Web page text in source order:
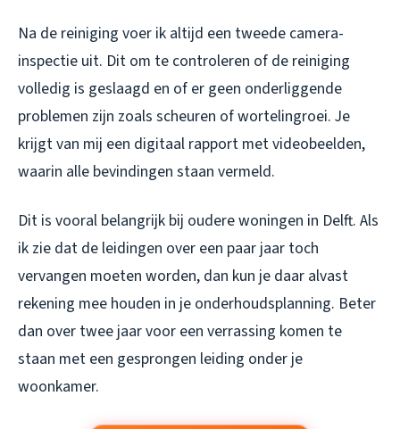
Na de reiniging voer ik altijd een tweede camera-
inspectie uit. Dit om te controleren of de reiniging
volledig is geslaagd en of er geen onderliggende
problemen zijn zoals scheuren of wortelingroei. Je
krijgt van mij een digitaal rapport met videobeelden,
waarin alle bevindingen staan vermeld.
Dit is vooral belangrijk bij oudere woningen in Delft. Als
ik zie dat de leidingen over een paar jaar toch
vervangen moeten worden, dan kun je daar alvast
rekening mee houden in je onderhoudsplanning. Beter
dan over twee jaar voor een verrassing komen te
staan met een gesprongen leiding onder je
woonkamer.